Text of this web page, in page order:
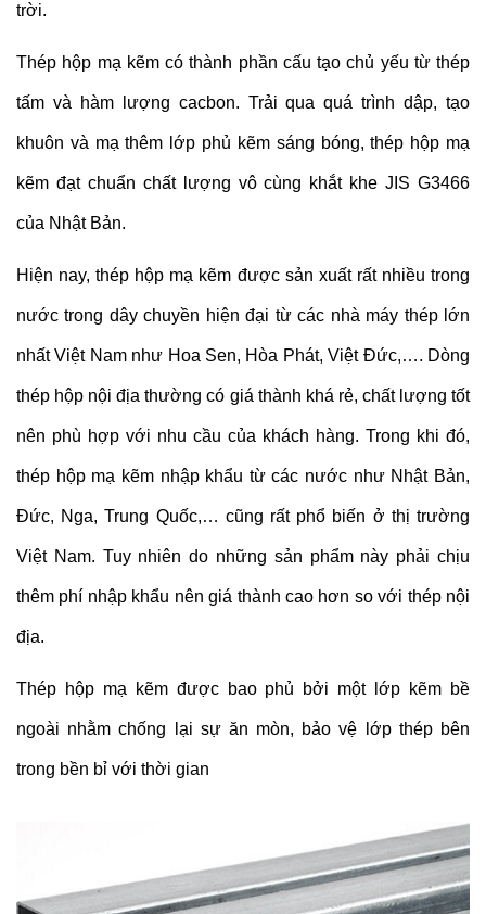
trời.
Thép hộp mạ kẽm có thành phần cấu tạo chủ yếu từ thép
tấm và hàm lượng cacbon. Trải qua quá trình dập, tạo
khuôn và mạ thêm lớp phủ kẽm sáng bóng, thép hộp mạ
kẽm đạt chuẩn chất lượng vô cùng khắt khe JIS G3466
của Nhật Bản.
Hiện nay, thép hộp mạ kẽm được sản xuất rất nhiều trong
nước trong dây chuyền hiện đại từ các nhà máy thép lớn
nhất Việt Nam như Hoa Sen, Hòa Phát, Việt Đức,…. Dòng
thép hộp nội địa thường có giá thành khá rẻ, chất lượng tốt
nên phù hợp với nhu cầu của khách hàng. Trong khi đó,
thép hộp mạ kẽm nhập khẩu từ các nước như Nhật Bản,
Đức, Nga, Trung Quốc,… cũng rất phổ biến ở thị trường
Việt Nam. Tuy nhiên do những sản phẩm này phải chịu
thêm phí nhập khẩu nên giá thành cao hơn so với thép nội
địa.
Thép hộp mạ kẽm được bao phủ bởi một lớp kẽm bề
ngoài nhằm chống lại sự ăn mòn, bảo vệ lớp thép bên
trong bền bỉ với thời gian